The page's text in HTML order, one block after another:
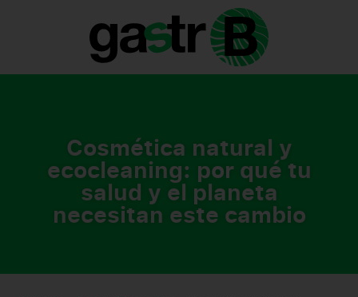
Cosmética natural y
ecocleaning: por qué tu
salud y el planeta
necesitan este cambio